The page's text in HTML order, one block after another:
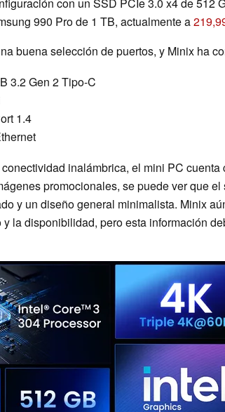
990 Pro de 1 TB, actualmente a
buena selección de puertos, y Minix ha
3.2 Gen 2 Tipo-C
1.4
inalámbrica, el mini PC cuenta
promocionales, se puede ver que
y un diseño general minimalista. Minix
la disponibilidad, pero esta información